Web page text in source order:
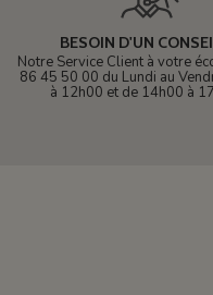
BESOIN D'UN
Notre Service Client à votre
86 45 50 00 du Lundi au
à 12h00 et de 14h00 à